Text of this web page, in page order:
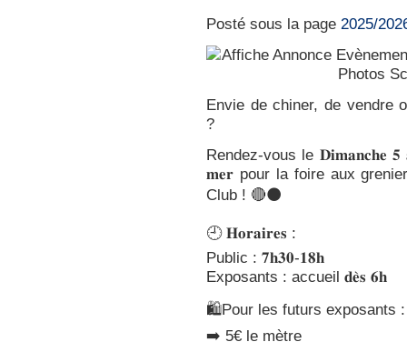
Posté sous la page 2025/
Envie de chiner, de vendre
?
Rendez-vous le 𝐃𝐢𝐦𝐚𝐧𝐜𝐡𝐞 𝟓
𝐦𝐞𝐫 pour la foire aux
Club ! 🔴⚫️
🕘 𝐇𝐨𝐫𝐚𝐢𝐫𝐞𝐬 :
Public : 𝟕𝐡𝟑𝟎-𝟏𝟖𝐡
Exposants : accueil 𝐝𝐞̀𝐬 𝟔𝐡
🛍️Pour les futurs exposants :
➡️ 5€ le mètre